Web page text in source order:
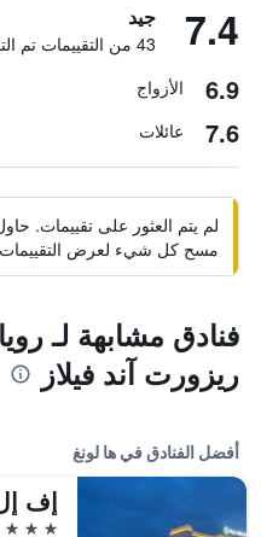
7.4 جيد
43 من التقييمات تم التحقق منها
6.9 الأزواج
7.6 عائلات
لم يتم العثور على تقييمات.
مسح كل شيء لعرض
فنادق مشابهة لـ
ريزورت آند فيلاز
أفضل الفنادق في ها لونغ
5 نجوم